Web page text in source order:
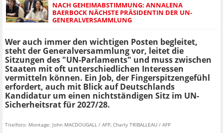
NACH GEHEIMABSTIMMUNG: ANNALENA
BAERBOCK NÄCHSTE PRÄSIDENTIN DER UN-
GENERALVERSAMMLUNG
Wer auch immer den wichtigen Posten begleitet,
steht der Generalversammlung vor, leitet die
Sitzungen des "UN-Parlaments" und muss zwischen
Staaten mit oft unterschiedlichen Interessen
vermitteln können. Ein Job, der Fingerspitzengefühl
erfordert, auch mit Blick auf Deutschlands
Kandidatur um einen nichtständigen Sitz im UN-
Sicherheitsrat für 2027/28.
Titelfoto: Montage: John MACDOUGALL / AFP, Charly TRIBALLEAU / AFP